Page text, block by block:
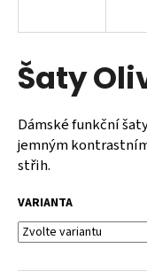
Šaty
Dámské funkční
jemným
střih.
VARIANTA
í
t
?